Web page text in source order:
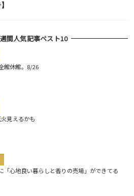
間人気記事ベスト10
館休館。8/26
見えるかも
「心地良い暮らしと香りの売場」ができてる